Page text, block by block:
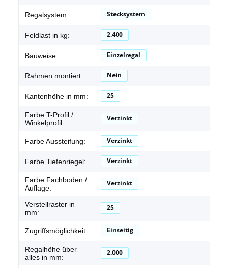
Regalsystem: Stecksystem
Feldlast in kg: 2.400
Bauweise: Einzelregal
Rahmen montiert: Nein
Kantenhöhe in mm: 25
Farbe T-Profil /
Winkelprofil:
Verzinkt
Farbe Aussteifung: Verzinkt
Farbe Tiefenriegel: Verzinkt
Farbe Fachboden /
Auflage:
Verzinkt
Verstellraster in
mm:
25
Zugriffsmöglichkeit: Einseitig
Regalhöhe über
alles in mm:
2.000